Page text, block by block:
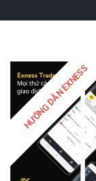
HƯỚNG DẪN EXNESS